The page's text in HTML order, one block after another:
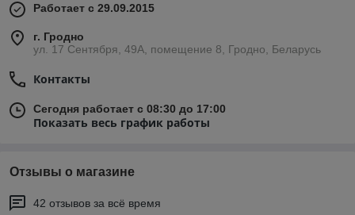
Работает с 29.09.2015
г. Гродно
ул. 17 Сентября, 49А, помещение 8, Гродно, Беларусь
Контакты
Сегодня работает с 08:30 до 17:00
Показать весь график работы
Отзывы о магазине
42 отзывов за всё время